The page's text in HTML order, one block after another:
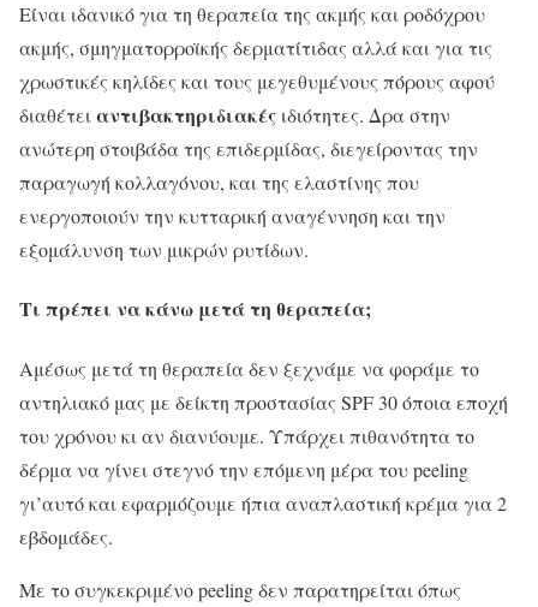
Είναι ιδανικό για τη θεραπεία της ακμής και ροδόχρου
ακμής, σμηγματορροϊκής δερματίτιδας αλλά και για τις
χρωστικές κηλίδες και τους μεγεθυμένους πόρους αφού
διαθέτειαντιβακτηριδιακές ιδιότητες. Δρα στην
ανώτερη στοιβάδα της επιδερμίδας, διεγείροντας την
παραγωγή κολλαγόνου, και της ελαστίνης που
ενεργοποιούν την κυτταρική αναγέννηση και την
εξομάλυνση των μικρών ρυτίδων.
Τι πρέπει να κάνω μετά τη θεραπεία;
Αμέσως μετά τη θεραπεία δεν ξεχνάμε να φοράμε το
αντηλιακό μας με δείκτη προστασίας SPF 30 όποια εποχή
του χρόνου κι αν διανύουμε. Υπάρχει πιθανότητα το
δέρμα να γίνει στεγνό την επόμενη μέρα του peeling
γι’αυτό και εφαρμόζουμε ήπια αναπλαστική κρέμα για 2
εβδομάδες.
Με το συγκεκριμένο peeling δεν παρατηρείται όπως